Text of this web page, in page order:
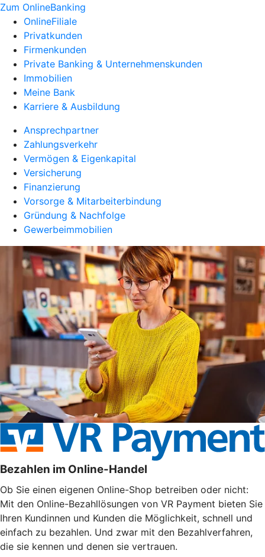
Zum OnlineBanking
OnlineFiliale
Privatkunden
Firmenkunden
Private Banking & Unternehmenskunden
Immobilien
Meine Bank
Karriere & Ausbildung
Ansprechpartner
Zahlungsverkehr
Vermögen & Eigenkapital
Versicherung
Finanzierung
Vorsorge & Mitarbeiterbindung
Gründung & Nachfolge
Gewerbeimmobilien
Bezahlen im Online-Handel
Ob Sie einen eigenen Online-Shop betreiben oder nicht:
Mit den Online-Bezahllösungen von VR Payment bieten Sie
Ihren Kundinnen und Kunden die Möglichkeit, schnell und
einfach zu bezahlen. Und zwar mit den Bezahlverfahren,
die sie kennen und denen sie vertrauen.